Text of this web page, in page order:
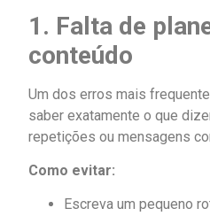
1. Falta de
conteúdo
Um dos erros mais
saber exatamente o que
repetições ou mensagens
Como evitar:
Escreva um pequeno